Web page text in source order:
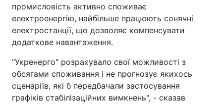
промисловість активно споживає
електроенергію, найбільше працюють сонячні
електростанції, що дозволяє компенсувати
додаткове навантаження.
"Укренерго" розрахувало свої можливості з
обсягами споживання і не прогнозує якихось
сценаріїв, які б передбачали застосування
графіків стабілізаційних вимкнень", - сказав